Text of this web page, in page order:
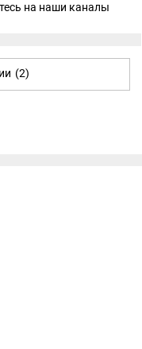
на наши каналы
(2)